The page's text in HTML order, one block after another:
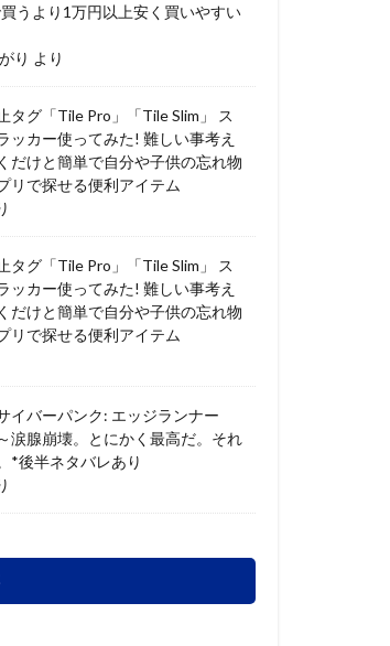
うより1万円以上安く買いやすい
り より
タグ「Tile Pro」「Tile Slim」 ス
ッカー使ってみた! 難しい事考え
だけと簡単で自分や子供の忘れ物
リで探せる便利アイテム
タグ「Tile Pro」「Tile Slim」 ス
ッカー使ってみた! 難しい事考え
だけと簡単で自分や子供の忘れ物
リで探せる便利アイテム
イバーパンク: エッジランナー
涙腺崩壊。とにかく最高だ。それ
*後半ネタバレあり